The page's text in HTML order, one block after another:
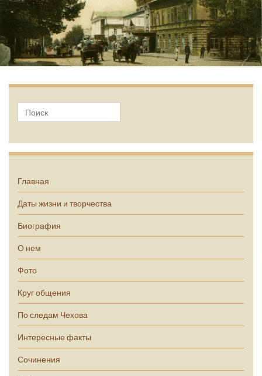
Главная
Даты жизни и творчества
Биография
О нем
Фото
Круг общения
По следам Чехова
Интересные факты
Сочинения